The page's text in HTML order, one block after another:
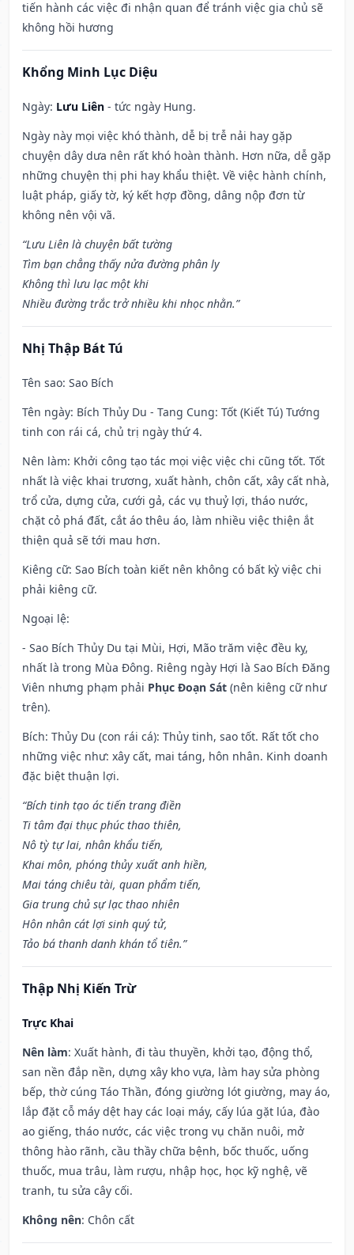
tiến hành các việc đi nhận quan để tránh việc gia chủ sẽ
không hồi hương
Khổng Minh Lục Diệu
Ngày: Lưu Liên - tức ngày Hung.
Ngày này mọi việc khó thành, dễ bị trễ nải hay gặp
chuyện dây dưa nên rất khó hoàn thành. Hơn nữa, dễ gặp
những chuyện thị phi hay khẩu thiệt. Về việc hành chính,
luật pháp, giấy tờ, ký kết hợp đồng, dâng nộp đơn từ
không nên vội vã.
“Lưu Liên là chuyện bất tường
Tìm bạn chẳng thấy nửa đường phân ly
Không thì lưu lạc một khi
Nhiều đường trắc trở nhiều khi nhọc nhằn.”
Nhị Thập Bát Tú
Tên sao: Sao Bích
Tên ngày: Bích Thủy Du - Tang Cung: Tốt (Kiết Tú) Tướng
tinh con rái cá, chủ trị ngày thứ 4.
Nên làm: Khởi công tạo tác mọi việc việc chi cũng tốt. Tốt
nhất là việc khai trương, xuất hành, chôn cất, xây cất nhà,
trổ cửa, dựng cửa, cưới gả, các vụ thuỷ lợi, tháo nước,
chặt cỏ phá đất, cắt áo thêu áo, làm nhiều việc thiện ắt
thiện quả sẽ tới mau hơn.
Kiêng cữ: Sao Bích toàn kiết nên không có bất kỳ việc chi
phải kiêng cữ.
Ngoại lệ:
- Sao Bích Thủy Du tại Mùi, Hợi, Mão trăm việc đều kỵ,
nhất là trong Mùa Đông. Riêng ngày Hợi là Sao Bích Đăng
Viên nhưng phạm phải Phục Đoạn Sát (nên kiêng cữ như
trên).
Bích: Thủy Du (con rái cá): Thủy tinh, sao tốt. Rất tốt cho
những việc như: xây cất, mai táng, hôn nhân. Kinh doanh
đặc biệt thuận lợi.
“Bích tinh tạo ác tiến trang điền
Ti tâm đại thục phúc thao thiên,
Nô tỳ tự lai, nhân khẩu tiến,
Khai môn, phóng thủy xuất anh hiền,
Mai táng chiêu tài, quan phẩm tiến,
Gia trung chủ sự lạc thao nhiên
Hôn nhân cát lợi sinh quý tử,
Tảo bá thanh danh khán tổ tiên.”
Thập Nhị Kiến Trừ
Trực Khai
Nên làm: Xuất hành, đi tàu thuyền, khởi tạo, động thổ,
san nền đắp nền, dựng xây kho vựa, làm hay sửa phòng
bếp, thờ cúng Táo Thần, đóng giường lót giường, may áo,
lắp đặt cỗ máy dệt hay các loại máy, cấy lúa gặt lúa, đào
ao giếng, tháo nước, các việc trong vụ chăn nuôi, mở
thông hào rãnh, cầu thầy chữa bệnh, bốc thuốc, uống
thuốc, mua trâu, làm rượu, nhập học, học kỹ nghệ, vẽ
tranh, tu sửa cây cối.
Không nên: Chôn cất